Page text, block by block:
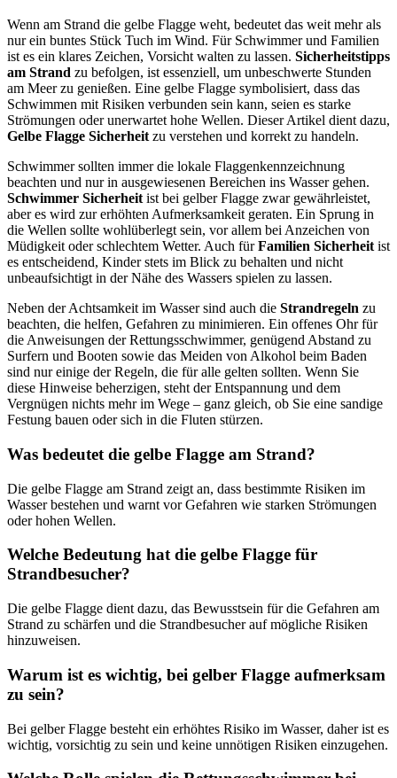
Wenn am Strand die gelbe Flagge weht, bedeutet das weit mehr als
nur ein buntes Stück Tuch im Wind. Für Schwimmer und Familien
ist es ein klares Zeichen, Vorsicht walten zu lassen. Sicherheitstipps
am Strand zu befolgen, ist essenziell, um unbeschwerte Stunden
am Meer zu genießen. Eine gelbe Flagge symbolisiert, dass das
Schwimmen mit Risiken verbunden sein kann, seien es starke
Strömungen oder unerwartet hohe Wellen. Dieser Artikel dient dazu,
Gelbe Flagge Sicherheit zu verstehen und korrekt zu handeln.
Schwimmer sollten immer die lokale Flaggenkennzeichnung
beachten und nur in ausgewiesenen Bereichen ins Wasser gehen.
Schwimmer Sicherheit ist bei gelber Flagge zwar gewährleistet,
aber es wird zur erhöhten Aufmerksamkeit geraten. Ein Sprung in
die Wellen sollte wohlüberlegt sein, vor allem bei Anzeichen von
Müdigkeit oder schlechtem Wetter. Auch fürFamilien Sicherheit ist
es entscheidend, Kinder stets im Blick zu behalten und nicht
unbeaufsichtigt in der Nähe des Wassers spielen zu lassen.
Neben der Achtsamkeit im Wasser sind auch die Strandregeln zu
beachten, die helfen, Gefahren zu minimieren. Ein offenes Ohr für
die Anweisungen der Rettungsschwimmer, genügend Abstand zu
Surfern und Booten sowie das Meiden von Alkohol beim Baden
sind nur einige der Regeln, die für alle gelten sollten. Wenn Sie
diese Hinweise beherzigen, steht der Entspannung und dem
Vergnügen nichts mehr im Wege – ganz gleich, ob Sie eine sandige
Festung bauen oder sich in die Fluten stürzen.
Was bedeutet die gelbe Flagge am Strand?
Die gelbe Flagge am Strand zeigt an, dass bestimmte Risiken im
Wasser bestehen und warnt vor Gefahren wie starken Strömungen
oder hohen Wellen.
Welche Bedeutung hat die gelbe Flagge für
Strandbesucher?
Die gelbe Flagge dient dazu, das Bewusstsein für die Gefahren am
Strand zu schärfen und die Strandbesucher auf mögliche Risiken
hinzuweisen.
Warum ist es wichtig, bei gelber Flagge aufmerksam
zu sein?
Bei gelber Flagge besteht ein erhöhtes Risiko im Wasser, daher ist es
wichtig, vorsichtig zu sein und keine unnötigen Risiken einzugehen.